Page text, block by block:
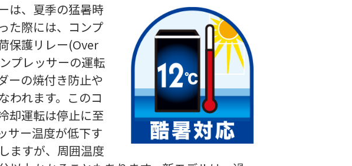
は、夏季の猛暑時
た際には、コンプ
保護リレー(Over
プレッサーの運転
ーの焼付き防止や
われます。このコ
却運転は停止に至
サー温度が低下す
ますが、周囲温度